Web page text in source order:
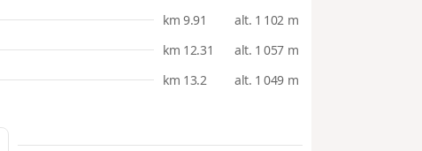
km 9.91
alt. 1 102 m
km 12.31
alt. 1 057 m
km 13.2 alt. 1 049 m